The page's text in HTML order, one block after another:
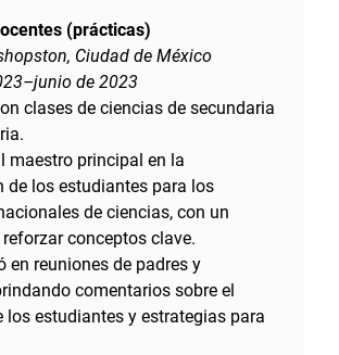
(prácticas)
Ciudad de México
de 2023
clases de ciencias de secundaria
maestro principal en la
de los estudiantes para los
de ciencias, con un
conceptos clave.
en reuniones de padres y
comentarios sobre el
los estudiantes y estrategias para